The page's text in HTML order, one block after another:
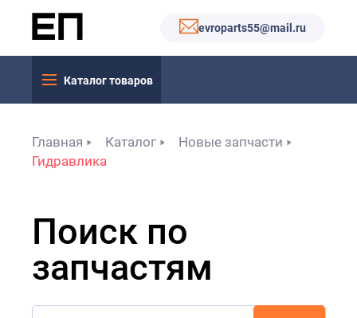
evroparts55@mail.ru
Каталог товаров
Главная Каталог
Новые запчасти
Гидравлика
Поиск по
запчастям